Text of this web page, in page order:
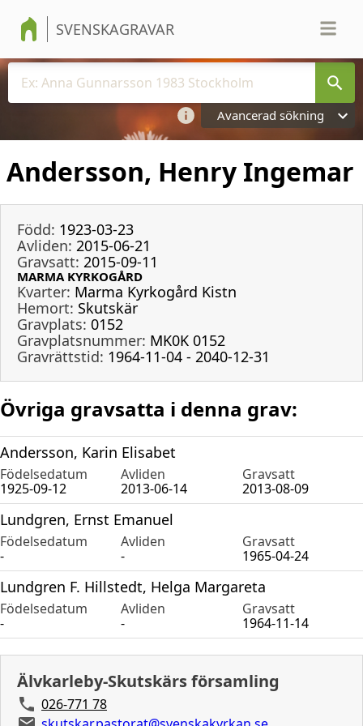
SVENSKAGRAVAR
Avancerad sökning
Andersson, Henry Ingemar
Född: 1923-03-23
Avliden: 2015-06-21
Gravsatt: 2015-09-11
MARMA KYRKOGÅRD
Kvarter: Marma Kyrkogård Kistn
Hemort: Skutskär
Gravplats: 0152
Gravplatsnummer: MK0K 0152
Gravrättstid: 1964-11-04 - 2040-12-31
Övriga gravsatta i denna grav:
Andersson, Karin Elisabet
Födelsedatum Avliden
Gravsatt
1925-09-12
2013-06-14 2013-08-09
Lundgren, Ernst Emanuel
Födelsedatum Avliden
Gravsatt
-
- 1965-04-24
Lundgren F. Hillstedt, Helga Margareta
Födelsedatum Avliden
Gravsatt
-
- 1964-11-14
Älvkarleby-Skutskärs församling
026-771 78